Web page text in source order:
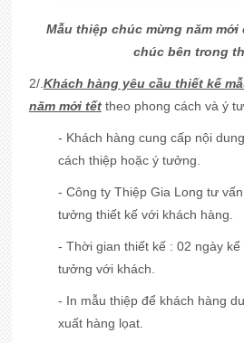
Mẫu thiệp chúc mừng năm
chúc bên trong
2/.Khách hàng yêu cầu thiết kế
năm mới tếttheo phong cách và ý
- Khách hàng cung cấp nội
cách thiệp hoặc ý tưởng.
- Công ty Thiệp Gia Long tư
tưởng thiết kế với khách hàng.
- Thời gian thiết kế : 02 ngày
tưởng với khách.
- In mẫu thiệp để khách hàng
xuất hàng lọat.